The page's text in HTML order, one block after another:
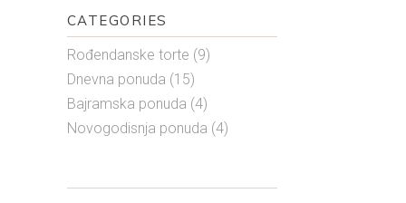
CATEGORIES
Rođendanske torte (9)
Dnevna ponuda (15)
Bajramska ponuda (4)
Novogodisnja ponuda (4)